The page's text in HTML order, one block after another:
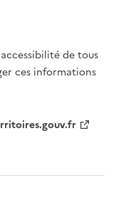
de tous
ces informations